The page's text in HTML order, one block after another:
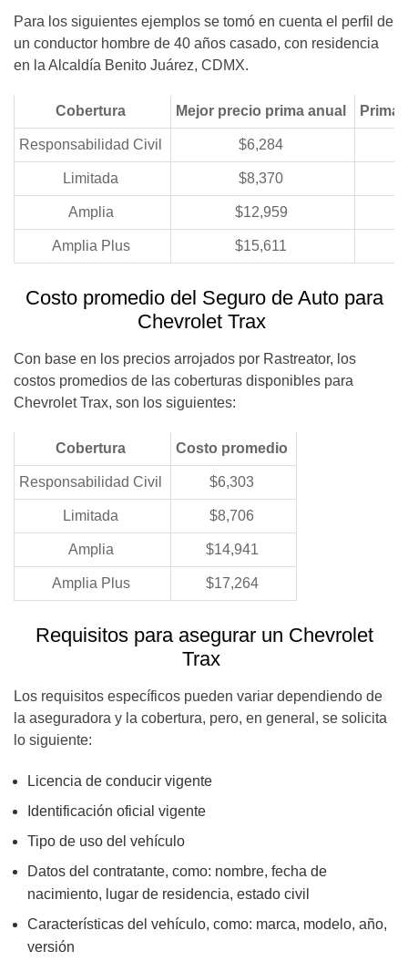
Para los siguientes ejemplos se tomó en cuenta el perfil de
un conductor hombre de 40 años casado, con residencia
en la Alcaldía Benito Juárez, CDMX.
Cobertura Mejor precio prima anual Prima
Responsabilidad Civil $6,284
Limitada $8,370
Amplia $12,959
Amplia Plus $15,611
Costo promedio del Seguro de Auto para
Chevrolet Trax
Con base en los precios arrojados por Rastreator, los
costos promedios de las coberturas disponibles para
Chevrolet Trax, son los siguientes:
Cobertura Costo promedio
Responsabilidad Civil $6,303
Limitada $8,706
Amplia $14,941
Amplia Plus $17,264
Requisitos para asegurar un Chevrolet
Trax
Los requisitos específicos pueden variar dependiendo de
la aseguradora y la cobertura, pero, en general, se solicita
lo siguiente:
Licencia de conducir vigente
Identificación oficial vigente
Tipo de uso del vehículo
Datos del contratante, como: nombre, fecha de
nacimiento, lugar de residencia, estado civil
Características del vehículo, como: marca, modelo, año,
versión